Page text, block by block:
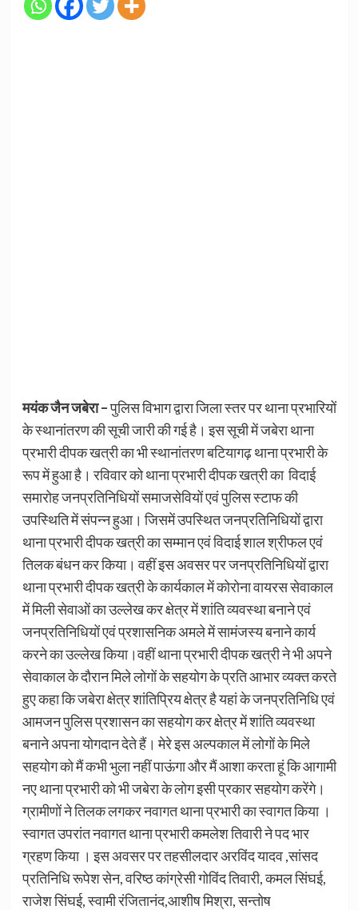
मयंक जैन जबेरा –पुलिस विभाग द्वारा जिला स्तर पर थाना प्रभारियों
के स्थानांतरण की सूची जारी की गई है। इस सूची में जबेरा थाना
प्रभारी दीपक खत्री का भी स्थानांतरण बटियागढ़ थाना प्रभारी के
रूप में हुआ है। रविवार को थाना प्रभारी दीपक खत्री का विदाई
समारोह जनप्रतिनिधियों समाजसेवियों एवं पुलिस स्टाफ की
उपस्थिति में संपन्न हुआ। जिसमें उपस्थित जनप्रतिनिधियों द्वारा
थाना प्रभारी दीपक खत्री का सम्मान एवं विदाई शाल श्रीफल एवं
तिलक बंधन कर किया। वहीं इस अवसर पर जनप्रतिनिधियों द्वारा
थाना प्रभारी दीपक खत्री के कार्यकाल में कोरोना वायरस सेवाकाल
में मिली सेवाओं का उल्लेख कर क्षेत्र में शांति व्यवस्था बनाने एवं
जनप्रतिनिधियों एवं प्रशासनिक अमले में सामंजस्य बनाने कार्य
करने का उल्लेख किया।वहीं थाना प्रभारी दीपक खत्री ने भी अपने
सेवाकाल के दौरान मिले लोगों के सहयोग के प्रति आभार व्यक्त करते
हुए कहा कि जबेरा क्षेत्र शांतिप्रिय क्षेत्र है यहां के जनप्रतिनिधि एवं
आमजन पुलिस प्रशासन का सहयोग कर क्षेत्र में शांति व्यवस्था
बनाने अपना योगदान देते हैं। मेरे इस अल्पकाल में लोगों के मिले
सहयोग को मैं कभी भुला नहीं पाऊंगा और मैं आशा करता हूं कि आगामी
नए थाना प्रभारी को भी जबेरा के लोग इसी प्रकार सहयोग करेंगे।
ग्रामीणों ने तिलक लगकर नवागत थाना प्रभारी का स्वागत किया ।
स्वागत उपरांत नवागत थाना प्रभारी कमलेश तिवारी ने पद भार
ग्रहण किया । इस अवसर पर तहसीलदार अरविंद यादव ,सांसद
प्रतिनिधि रूपेश सेन, वरिष्ठ कांग्रेसी गोविंद तिवारी, कमल सिंघई,
राजेश सिंघई, स्वामी रंजितानंद,आशीष मिश्रा, सन्तोष